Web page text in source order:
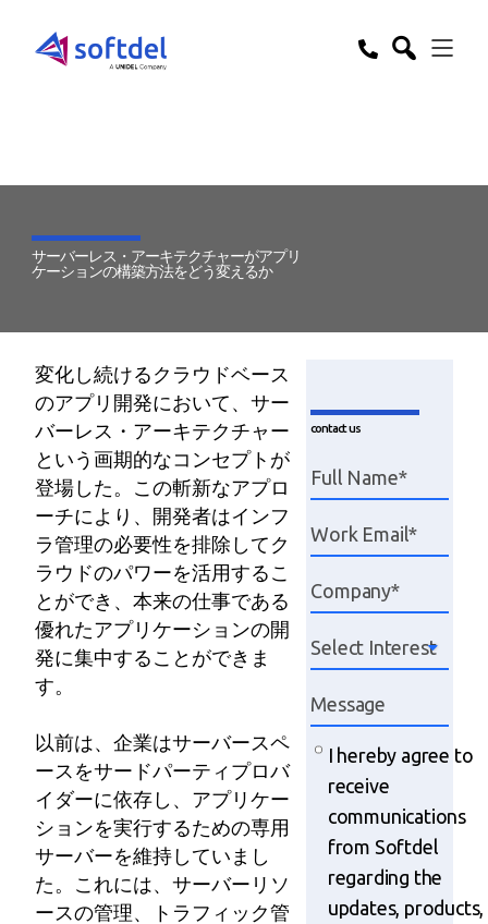
サーバーレス・アーキテクチャーがアプリ
ケーションの構築方法をどう変えるか
変化し続けるクラウドベース
のアプリ開発において、サー
バーレス・アーキテクチャー
という画期的なコンセプトが
登場した。この斬新なアプロ
ーチにより、開発者はインフ
ラ管理の必要性を排除してク
ラウドのパワーを活用するこ
とができ、本来の仕事である
優れたアプリケーションの開
発に集中することができま
す。
以前は、企業はサーバースペ
ースをサードパーティプロバ
イダーに依存し、アプリケー
ションを実行するための専用
サーバーを維持していまし
た。これには、サーバーリソ
ースの管理、トラフィック管
contact us
I hereby agree to
receive
communications
from Softdel
regarding the
updates, products,